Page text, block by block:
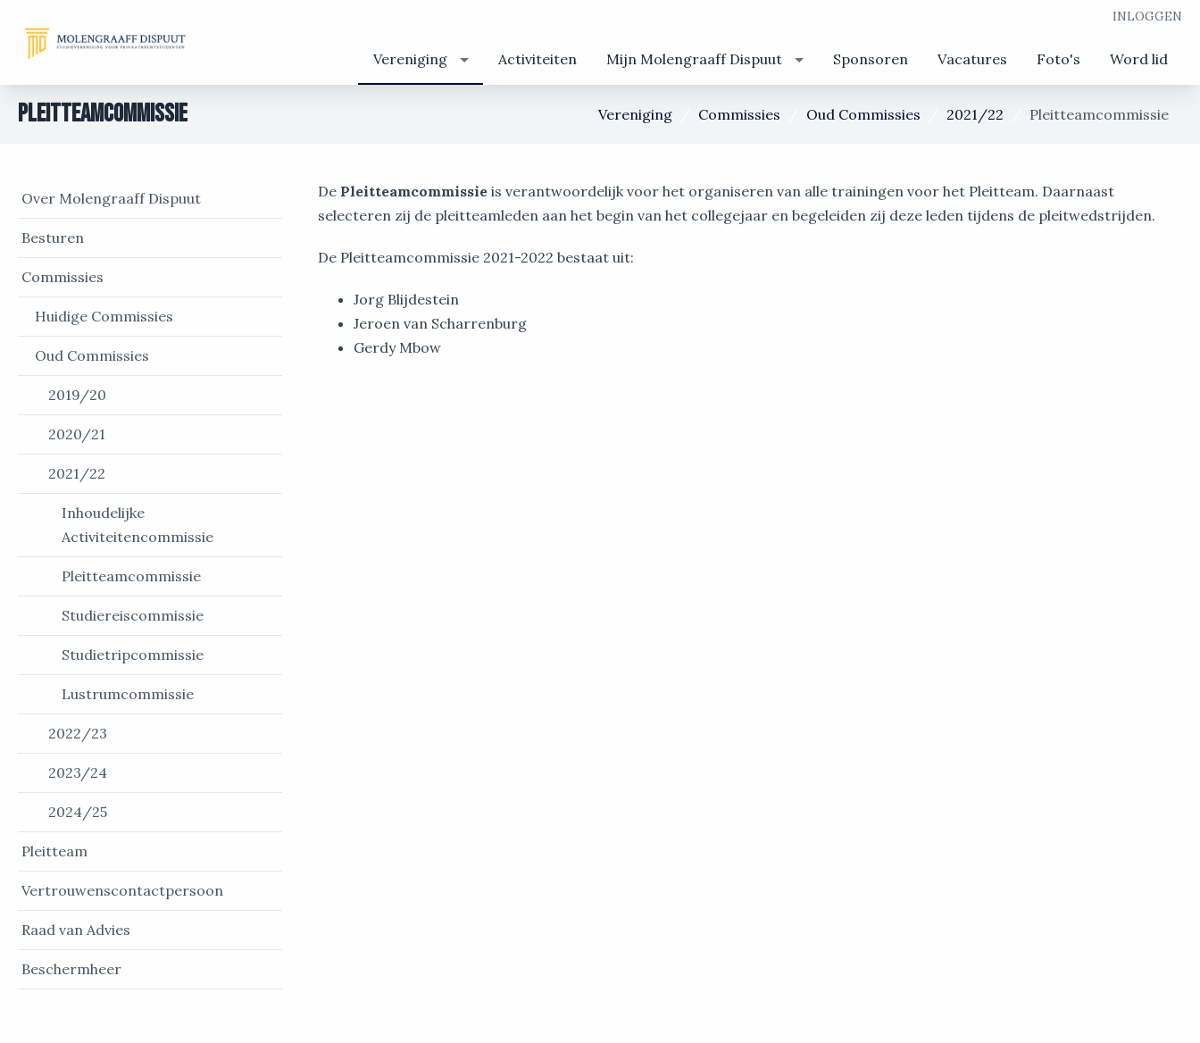
INLOGGEN
Vereniging Activiteiten Mijn Molengraaff Dispuut Sponsoren Vacatures Foto's Word lid
Vereniging Commissies Oud Commissies 2021/22 Pleitteamcommissie
Pleitteamcommissie
Over Molengraaff Dispuut
Besturen
Commissies
Huidige Commissies
Oud Commissies
2019/20
2020/21
2021/22
Inhoudelijke
Activiteitencommissie
Pleitteamcommissie
Studiereiscommissie
Studietripcommissie
Lustrumcommissie
2022/23
2023/24
2024/25
Pleitteam
Vertrouwenscontactpersoon
Raad van Advies
Beschermheer
De Pleitteamcommissie is verantwoordelijk voor het organiseren van alle trainingen voor het Pleitteam. Daarnaast
selecteren zij de pleitteamleden aan het begin van het collegejaar en begeleiden zij deze leden tijdens de pleitwedstrijden.
De Pleitteamcommissie 2021-2022 bestaat uit:
Jorg Blijdestein
Jeroen van Scharrenburg
Gerdy Mbow